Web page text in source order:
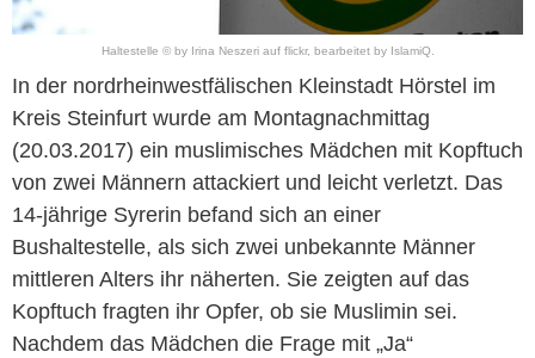
Haltestelle © by Irina Neszeri auf flickr, bearbeitet by IslamiQ.
In der nordrheinwestfälischen Kleinstadt Hörstel im
Kreis Steinfurt wurde am Montagnachmittag
(20.03.2017) ein muslimisches Mädchen mit Kopftuch
von zwei Männern attackiert und leicht verletzt. Das
14-jährige Syrerin befand sich an einer
Bushaltestelle, als sich zwei unbekannte Männer
mittleren Alters ihr näherten. Sie zeigten auf das
Kopftuch fragten ihr Opfer, ob sie Muslimin sei.
Nachdem das Mädchen die Frage mit „Ja“